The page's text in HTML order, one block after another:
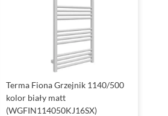
Terma Fiona Grzejnik 1140/500
kolor biały matt
(WGFIN114050KJ16SX)